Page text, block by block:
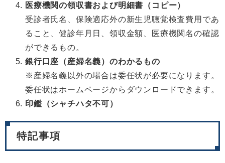
医療機関の領収書および明細書（コピー）
受診者氏名、保険適応外の新生児聴覚検査費用であ
ること、健診年月日、領収金額、医療機関名の確認
ができるもの。
銀行口座（産婦名義）のわかるもの
※産婦名義以外の場合は委任状が必要になります。
委任状はホームページからダウンロードできます。
印鑑（シャチハタ不可）
特記事項